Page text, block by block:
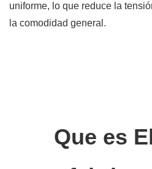
uniforme, lo que reduce la
la comodidad general.
Que es